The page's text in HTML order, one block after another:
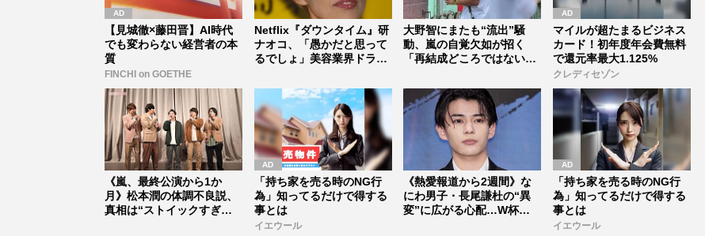
【見城徹×藤田晋】AI時代
でも変わらない経営者の本
質
FINCHI on GOETHE
Netflix『ダウンタイム』研
ナオコ、「愚かだと思って
るでしょ」美容業界ドラ
大野智にまたも“流出”騒
動、嵐の自覚欠如が招く
「再結成どころではない」
マイルが超たまるビジネス
カード！初年度年会費無料
で還元率最大1.125%
クレディセゾン
《嵐、最終公演から1か
月》松本潤の体調不良説、
真相は“ストイックすぎる
「持ち家を売る時のNG行
為」知ってるだけで得する
事とは
イエウール
《熱愛報道から2週間》な
にわ男子・長尾謙杜の“異
変”に広がる心配…W杯配
「持ち家を売る時のNG行
為」知ってるだけで得する
事とは
イエウール